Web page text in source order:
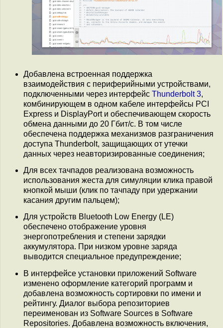
Добавлена встроенная поддержка
взаимодействия с периферийными устройствами,
подключенными через интерфейс Thunderbolt 3,
комбинирующем в одном кабеле интерфейсы PCI
Express и DisplayPort и обеспечивающем скорость
обмена данными до 20 Гбит/с. В том числе
обеспечена поддержка механизмов разграничения
доступа Thunderbolt, защищающих от утечки
данных через неавторизированные соединения;
Для всех тачпадов реализована возможность
использования жеста для симуляции клика правой
кнопкой мыши (клик по тачпаду при удержании
касания другим пальцем);
Для устройств Bluetooth Low Energy (LE)
обеспечено отображение уровня
энергопотребления и степени зарядки
аккумулятора. При низком уровне заряда
выводится специальное предупреждение;
В интерфейсе установки приложений Software
изменено оформление категорий программ и
добавлена возможность сортировки по имени и
рейтингу. Диалог выбора репозиториев
переименован из Software Sources в Software
Repositories. Добавлена возможность включения,